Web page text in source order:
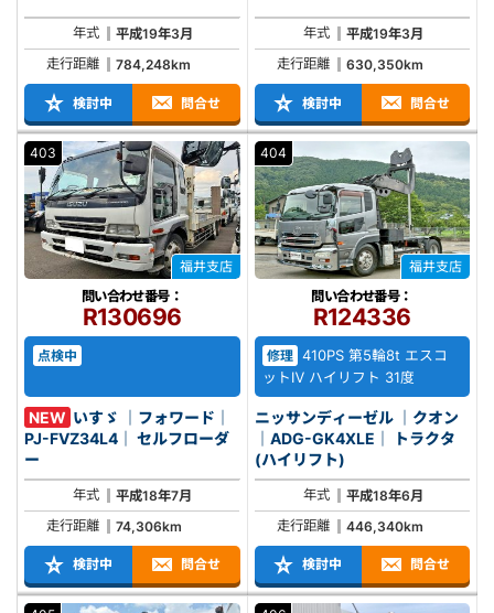
年式
平成19年3月
走行距離
784,248km
検討中 問合せ
年式
平成19年3月
走行距離
630,350km
検討中 問合せ
403
福井支店
問い合わせ番号：
R130696
点検中
NEW いすゞ ｜フォワード｜
PJ-FVZ34L4｜ セルフローダ
ー
年式
平成18年7月
走行距離
74,306km
検討中 問合せ
404
福井支店
問い合わせ番号：
R124336
修理 410PS 第5輪8t エスコ
ットⅣ ハイリフト 31度
ニッサンディーゼル ｜クオン
｜ADG-GK4XLE｜ トラクタ
(ハイリフト)
年式
平成18年6月
走行距離
446,340km
検討中 問合せ